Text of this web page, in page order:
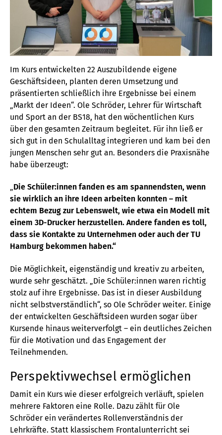
Im Kurs entwickelten 22 Auszubildende eigene
Geschäftsideen, planten deren Umsetzung und
präsentierten schließlich ihre Ergebnisse bei einem
„Markt der Ideen“. Ole Schröder, Lehrer für Wirtschaft
und Sport an der BS18, hat den wöchentlichen Kurs
über den gesamten Zeitraum begleitet. Für ihn ließ er
sich gut in den Schulalltag integrieren und kam bei den
jungen Menschen sehr gut an. Besonders die Praxisnähe
habe überzeugt:
„Die Schüler:innen fanden es am spannendsten, wenn
sie wirklich an ihre Ideen arbeiten konnten – mit
echtem Bezug zur Lebenswelt, wie etwa ein Modell mit
einem 3D-Drucker herzustellen. Andere fanden es toll,
dass sie Kontakte zu Unternehmen oder auch der TU
Hamburg bekommen haben.“
Die Möglichkeit, eigenständig und kreativ zu arbeiten,
wurde sehr geschätzt. „Die Schüler:innen waren richtig
stolz auf ihre Ergebnisse. Das ist in dieser Ausbildung
nicht selbstverständlich“, so Ole Schröder weiter. Einige
der entwickelten Geschäftsideen wurden sogar über
Kursende hinaus weiterverfolgt – ein deutliches Zeichen
für die Motivation und das Engagement der
Teilnehmenden.
Perspektivwechsel ermöglichen
Damit ein Kurs wie dieser erfolgreich verläuft, spielen
mehrere Faktoren eine Rolle. Dazu zählt für Ole
Schröder ein verändertes Rollenverständnis der
Lehrkräfte. Statt klassischem Frontalunterricht sei